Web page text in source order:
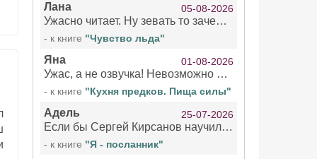
Лана 05-08-2026
Ужасно читает. Ну зевать то зачем. Уже не говорю, что ударения ставит, как хочет.
- к книге "Чувство льда"
Яна 01-08-2026
Ужас, а не озвучка! Невозможно вникать в смысл текста из за кривляний чтеца
- к книге "Кухня предков. Пища силы"
Адель 25-07-2026
Если бы Сергей Кирсанов научился не сглатывать каждые 1-2 минуты слюну, так что слышно в микрофоне и, что вызывает отвращение, то мелжно было бы слушать.
- к книге "Я - посланник"